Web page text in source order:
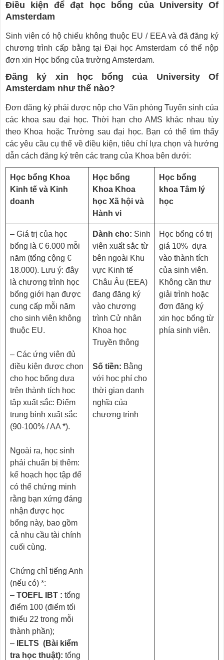
Điều kiện để đạt học bổng của University Of
Amsterdam
Sinh viên có hộ chiếu không thuộc EU / EEA và đã đăng ký
chương trình cấp bằng tại Đại học Amsterdam có thể nộp
đơn xin Học bổng của trường Amsterdam.
Đăng ký xin học bổng của University Of
Amsterdam như thế nào?
Đơn đăng ký phải được nộp cho Văn phòng Tuyển sinh của
các khoa sau đại học. Thời hạn cho AMS khác nhau tùy
theo Khoa hoặc Trường sau đại học. Bạn có thể tìm thấy
các yêu cầu cụ thể về điều kiện, tiêu chí lựa chọn và hướng
dẫn cách đăng ký trên các trang của Khoa bên dưới:
Học bổng Khoa
Kinh tế và Kinh
doanh
Học bổng
Khoa Khoa
học Xã hội và
Hành vi
Học bổng
khoa Tâm lý
học
– Giá trị của học
bổng là € 6.000 mỗi
năm (tổng cộng €
18.000). Lưu ý: đây
là chương trình học
bổng giới hạn được
cung cấp mỗi năm
cho sinh viên không
thuộc EU.
– Các ứng viên đủ
điều kiện được chọn
cho học bổng dựa
trên thành tích học
tập xuất sắc: Điểm
trung bình xuất sắc
(90-100% / AA *).
Ngoài ra, học sinh
phải chuẩn bị thêm:
kế hoạch học tập để
có thể chứng minh
rằng bạn xứng đáng
nhận được học
bổng này, bao gồm
cả nhu cầu tài chính
cuối cùng.
Chứng chỉ tiếng Anh
(nếu có) *:
– TOEFL IBT : tổng
điểm 100 (điểm tối
thiểu 22 trong mỗi
thành phần);
–
IELTS (Bài kiểm
tra học thuật): tổng
Dành cho: Sinh
viên xuất sắc từ
bên ngoài Khu
vực Kinh tế
Châu Âu (EEA)
đang đăng ký
vào chương
trình Cử nhân
Khoa học
Truyền thông
Số tiền: Bằng
với học phí cho
thời gian danh
nghĩa của
chương trình
Học bổng có trị
giá 10% dựa
vào thành tích
của sinh viên.
Không cần thư
giải trình hoặc
đơn đăng ký
xin học bổng từ
phía sinh viên.